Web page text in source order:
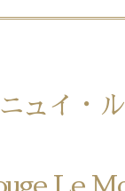
ュイ・
Le